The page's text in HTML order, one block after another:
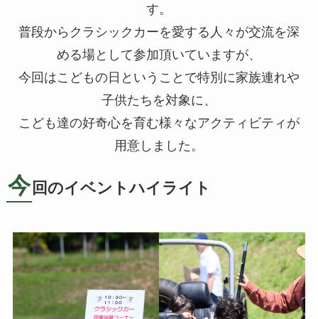
す。
普段からクラシックカーを愛する人々が交流を深
める場として参加頂いていますが、
今回はこどもの日ということで特別に家族連れや
子供たちを対象に、
こども達の好奇心を育む様々なアクティビティが
用意しました。
今 回のイベントハイライト